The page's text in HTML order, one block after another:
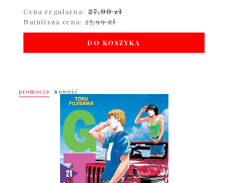
Cena regularna: 27,99 zł
Najniższa cena: 27,99 zł
DO KOSZYKA
promocja nowość